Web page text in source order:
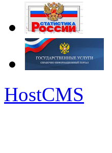
HostCMS